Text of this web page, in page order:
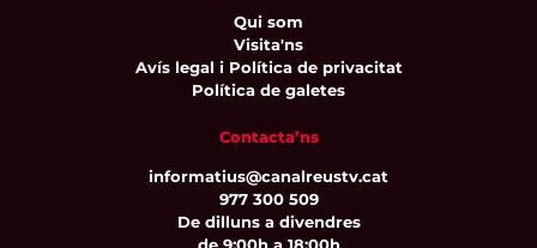
Qui som
Visita'ns
Avís legal i Política de privacitat
Política de galetes
Contacta’ns
informatius@canalreustv.cat
977 300 509
De dilluns a divendres